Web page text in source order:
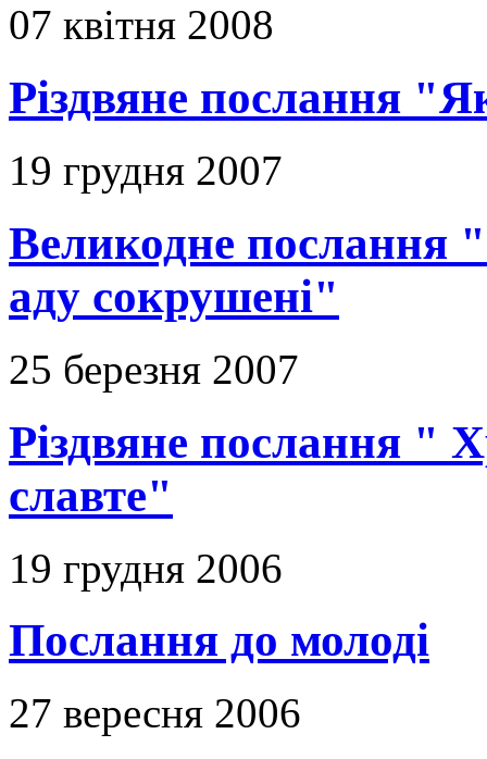
07 квітня 2008
Різдвяне послання
19 грудня 2007
Великодне послання
аду сокрушені"
25 березня 2007
Різдвяне послання "
славте"
19 грудня 2006
Послання до молоді
27 вересня 2006